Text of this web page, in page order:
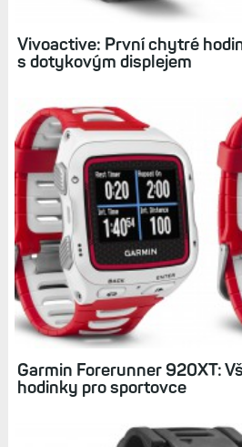
Související články
Vivoactive: První chytré
s dotykovým displejem